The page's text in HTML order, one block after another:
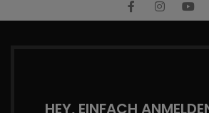
HEY, EINFACH